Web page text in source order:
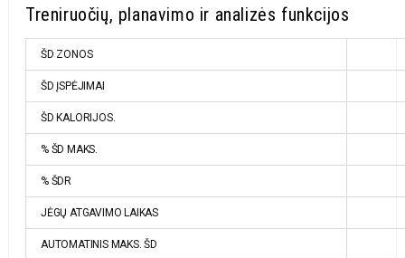
Treniruočių, planavimo ir analizės funkcijos
ŠD ZONOS
ŠD ĮSPĖJIMAI
ŠD KALORIJOS.
% ŠD MAKS.
% ŠDR
JĖGŲ ATGAVIMO LAIKAS
AUTOMATINIS MAKS. ŠD